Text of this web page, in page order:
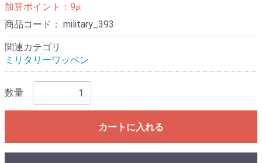
加算ポイント： 9pt
商品コード： military_393
関連カテゴリ
ミリタリーワッペン
数量
カートに入れる